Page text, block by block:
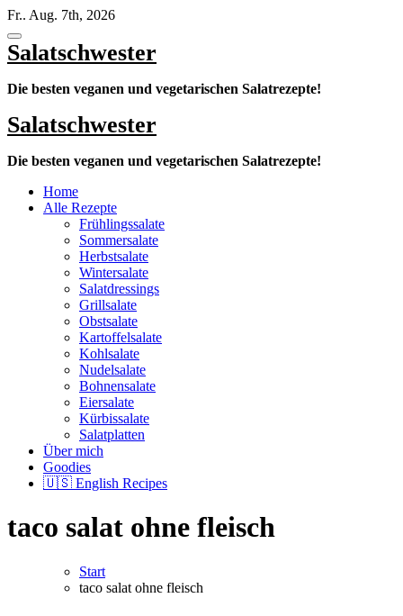
Zum
Inhalt
springen
Fr.. Aug. 7th, 2026
Salatschwester
Die besten veganen und vegetarischen Salatrezepte!
Salatschwester
Die besten veganen und vegetarischen Salatrezepte!
Home
Alle Rezepte
Frühlingssalate
Sommersalate
Herbstsalate
Wintersalate
Salatdressings
Grillsalate
Obstsalate
Kartoffelsalate
Kohlsalate
Nudelsalate
Bohnensalate
Eiersalate
Kürbissalate
Salatplatten
Über mich
Goodies
🇺🇸 English Recipes
taco salat ohne fleisch
Start
taco salat ohne fleisch